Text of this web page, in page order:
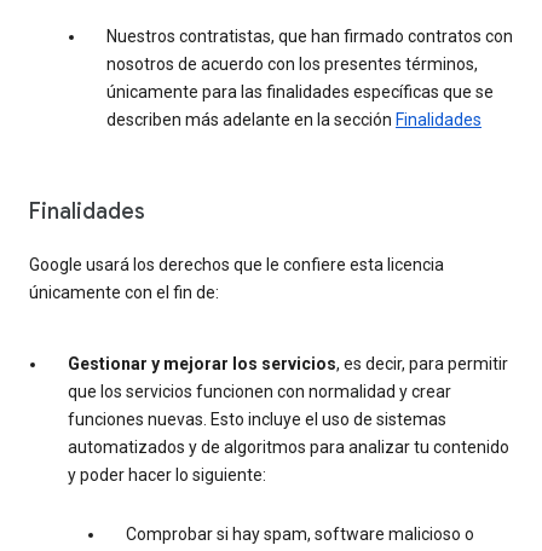
Nuestros contratistas, que han firmado contratos con
nosotros de acuerdo con los presentes términos,
únicamente para las finalidades específicas que se
describen más adelante en la sección Finalidades
Finalidades
Google usará los derechos que le confiere esta licencia
únicamente con el fin de:
Gestionar y mejorar los servicios, es decir, para permitir
que los servicios funcionen con normalidad y crear
funciones nuevas. Esto incluye el uso de sistemas
automatizados y de algoritmos para analizar tu contenido
y poder hacer lo siguiente:
Comprobar si hay spam, software malicioso o